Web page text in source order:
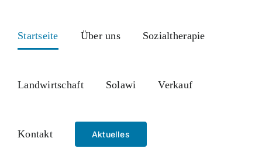
Startseite Über uns Sozialtherapie
Landwirtschaft Solawi Verkauf
Kontakt Aktuelles